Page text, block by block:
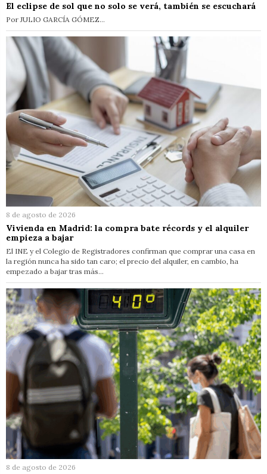
El eclipse de sol que no solo se verá, también se escuchará
Por JULIO GARCÍA GÓMEZ…
8 de agosto de 2026
Vivienda en Madrid: la compra bate récords y el alquiler
empieza a bajar
El INE y el Colegio de Registradores confirman que comprar una casa en
la región nunca ha sido tan caro; el precio del alquiler, en cambio, ha
empezado a bajar tras más…
8 de agosto de 2026